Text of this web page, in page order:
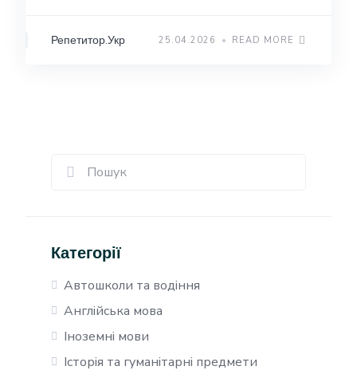
Репетитор.Укр 25.04.2026 READ MORE
Категорії
Автошколи та водіння
Англійська мова
Іноземні мови
Історія та гуманітарні предмети